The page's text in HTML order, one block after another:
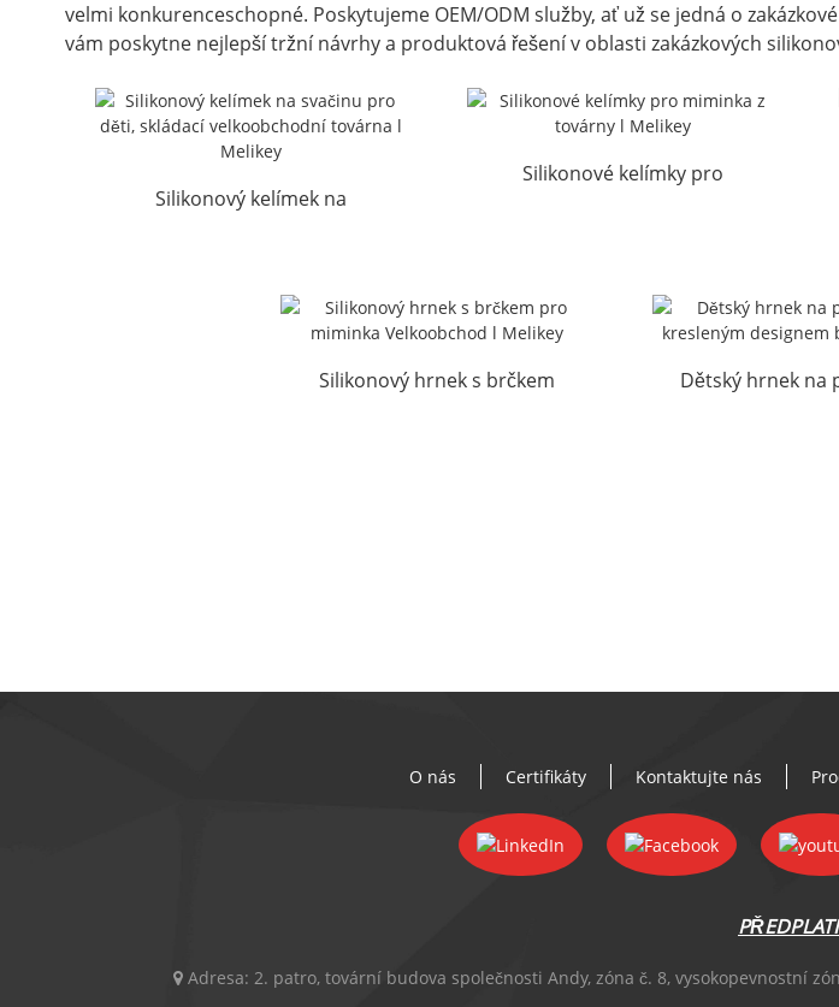
velmi konkurenceschopné. Poskytujeme OEM/ODM služby, ať už se jedná o
vám poskytne nejlepší tržní návrhy a produktová řešení v oblasti zakázkových
Silikonový kelímek na
Silikonové kelímky pro
Silikonový hrnek s brčkem
Dětský hrnek na
O nás Certifikáty Kontaktujte nás
Adresa: 2. patro, tovární budova společnosti Andy, zóna č. 8, vysokopevnostní